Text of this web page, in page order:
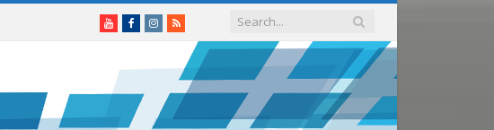
YoutubeFacebookInstagram
RSS